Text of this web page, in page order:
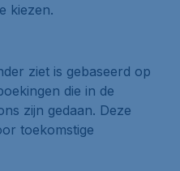
kiezen.
ziet is gebaseerd op
die in de
zijn gedaan. Deze
toekomstige